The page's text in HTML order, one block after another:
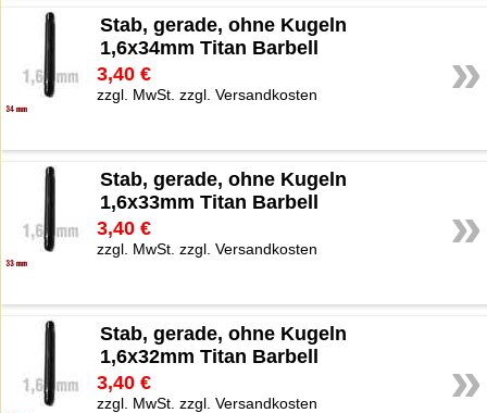
»
Stab, gerade, ohne Kugeln
1,6x34mm Titan Barbell
3,40 €
zzgl. MwSt. zzgl. Versandkosten
»
Stab, gerade, ohne Kugeln
1,6x33mm Titan Barbell
3,40 €
zzgl. MwSt. zzgl. Versandkosten
»
Stab, gerade, ohne Kugeln
1,6x32mm Titan Barbell
3,40 €
zzgl. MwSt. zzgl. Versandkosten